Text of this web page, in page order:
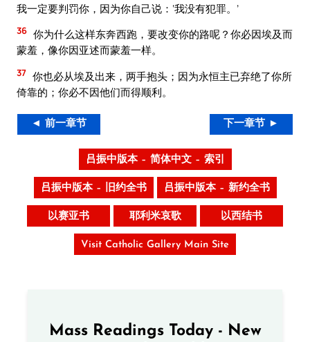
我一定要判罚你，因为你自己说：‘我没有犯罪。’
36 你为什么这样东奔西跑，要改变你的路呢？你必因埃及而
蒙羞，像你因亚述而蒙羞一样。
37 你也必从埃及出来，两手抱头；因为永恒主已弃绝了你所
倚靠的；你必不因他们而得顺利。
◄ 前一章节 下一章节 ►
吕振中版本 – 简体中文 – 索引
吕振中版本 – 旧约全书 吕振中版本 – 新约全书
以赛亚书 耶利米哀歌 以西结书
Visit Catholic Gallery Main Site
Mass Readings Today - New